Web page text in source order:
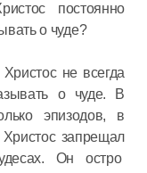
постоянно
о чуде?
не всегда
о чуде. В
эпизодов, в
запрещал
Он остро